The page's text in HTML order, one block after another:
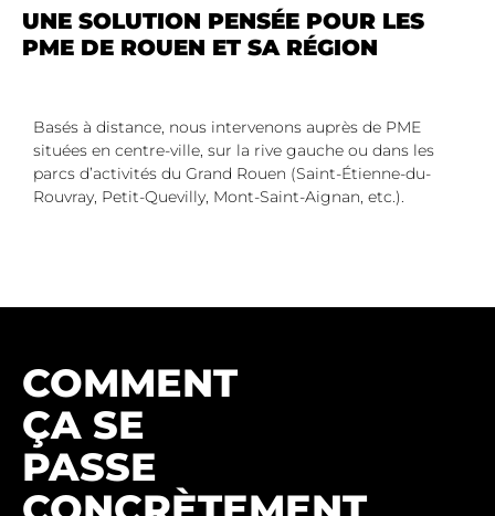
UNE SOLUTION PENSÉE POUR LES
PME DE ROUEN ET SA RÉGION
Basés à distance, nous intervenons auprès de PME
situées en centre-ville, sur la rive gauche ou dans les
parcs d’activités du Grand Rouen (Saint-Étienne-du-
Rouvray, Petit-Quevilly, Mont-Saint-Aignan, etc.).
COMMENT
ÇA SE
PASSE